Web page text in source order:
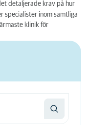
detaljerade krav på hur
specialister inom samtliga
klinik för